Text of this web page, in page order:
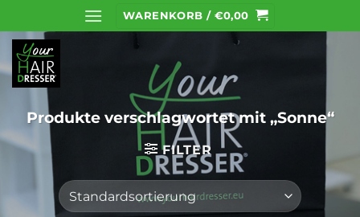
Inhalt
springen
WARENKORB / €0,00
Produkte verschlagwortet mit „Sonne“
FILTER